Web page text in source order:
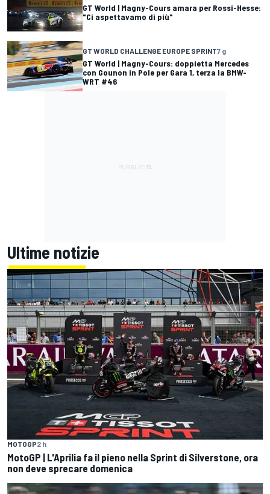
GT World | Magny-Cours amara per Rossi-Hesse:
"Ci aspettavamo di più"
GT WORLD CHALLENGE EUROPE SPRINT7 g
GT World | Magny-Cours: doppietta Mercedes
con Gounon in Pole per Gara 1, terza la BMW-
WRT #46
Ultime notizie
MOTOGP2 h
MotoGP | L'Aprilia fa il pieno nella Sprint di Silverstone, ora
non deve sprecare domenica